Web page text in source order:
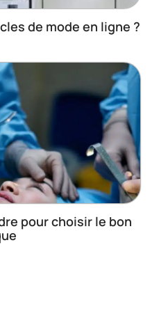
de mode en ligne ?
pour choisir le bon